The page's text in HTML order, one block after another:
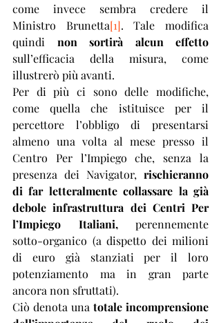
come invece sembra credere il
Ministro Brunetta[1]. Tale modifica
quindi non sortirà alcun effetto
sull’efficacia della misura, come
illustrerò più avanti.
Per di più ci sono delle modifiche,
come quella che istituisce per il
percettore l’obbligo di presentarsi
almeno una volta al mese presso il
Centro Per l’Impiego che, senza la
presenza dei Navigator, rischieranno
di far letteralmente collassare la già
debole infrastruttura dei Centri Per
l’Impiego Italiani, perennemente
sotto-organico (a dispetto dei milioni
di euro già stanziati per il loro
potenziamento ma in gran parte
ancora non sfruttati).
Ciò denota una totale incomprensione